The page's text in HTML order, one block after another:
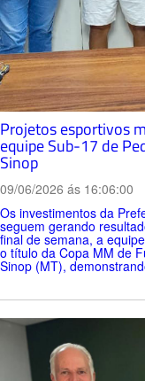
Projetos esportivos
equipe Sub-17 de
Sinop
09/06/2026 ás 16:06:00
Os investimentos da
seguem gerando
final de semana, a
o título da Copa MM de
Sinop (MT),